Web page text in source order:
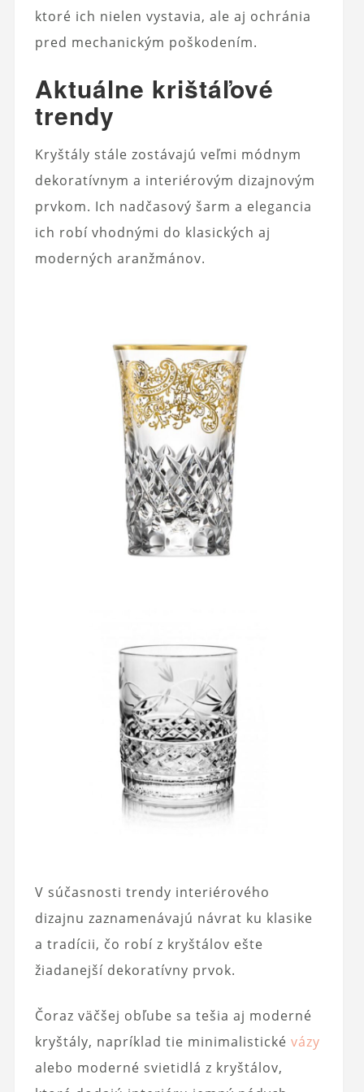
ktoré ich nielen vystavia, ale aj ochránia
pred mechanickým poškodením.
Aktuálne krištáľové
trendy
Kryštály stále zostávajú veľmi módnym
dekoratívnym a interiérovým dizajnovým
prvkom. Ich nadčasový šarm a elegancia
ich robí vhodnými do klasických aj
moderných aranžmánov.
V súčasnosti trendy interiérového
dizajnu zaznamenávajú návrat ku klasike
a tradícii, čo robí z kryštálov ešte
žiadanejší dekoratívny prvok.
Čoraz väčšej obľube sa tešia aj moderné
kryštály, napríklad tie minimalistické vázy
alebo moderné svietidlá z kryštálov,